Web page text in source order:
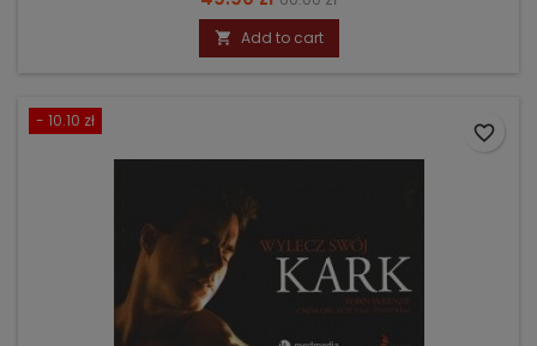
price
 Add to cart
- 10.10 zł
favorite_border